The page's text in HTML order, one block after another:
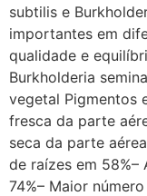
subtilis e
importantes em
qualidade e
Burkholderia
vegetal Pigmentos
fresca da parte
seca da parte
de raízes em 58%–
74%– Maior